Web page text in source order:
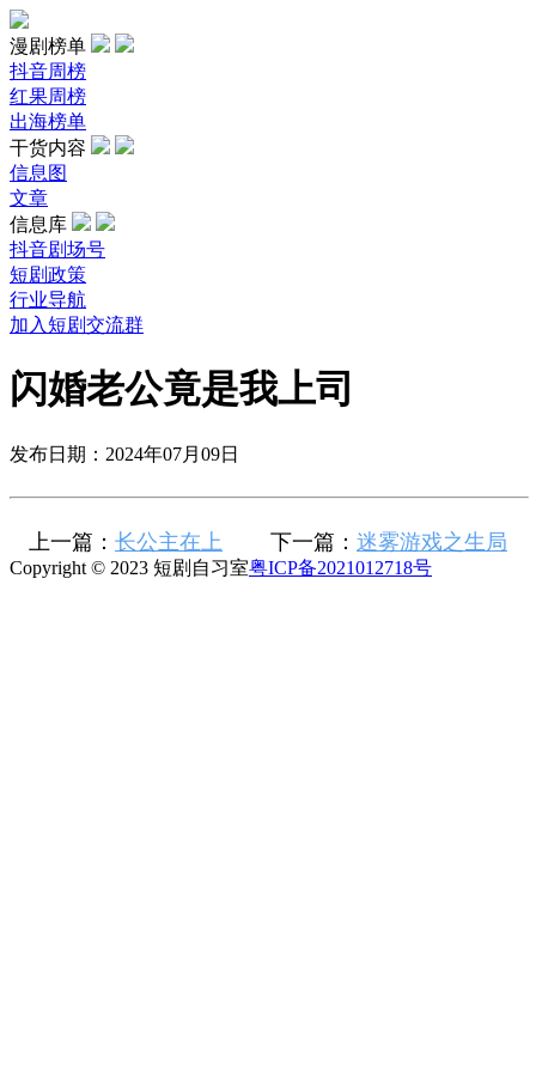
漫剧榜单
抖音周榜
红果周榜
出海榜单
干货内容
信息图
文章
信息库
抖音剧场号
短剧政策
行业导航
加入短剧交流群
闪婚老公竟是我上司
发布日期：2024年07月09日
上一篇： 长公主在上 下一篇： 迷雾游戏之生局
Copyright © 2023 短剧自习室粤ICP备2021012718号